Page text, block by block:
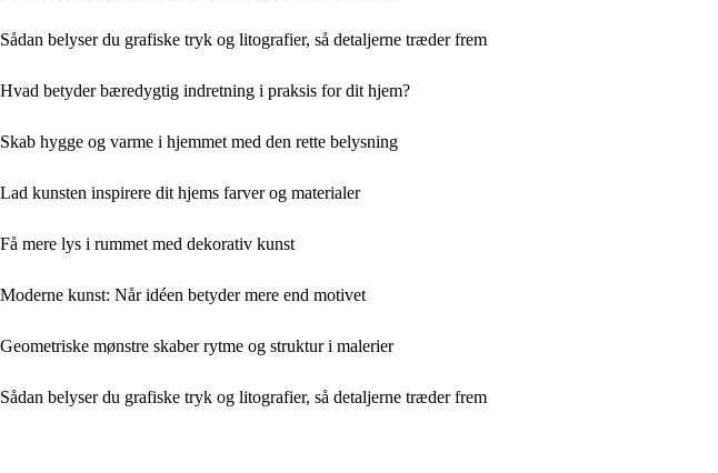
Sådan belyser du grafiske tryk og litografier, så detaljerne træder frem
Hvad betyder bæredygtig indretning i praksis for dit hjem?
Skab hygge og varme i hjemmet med den rette belysning
Lad kunsten inspirere dit hjems farver og materialer
Få mere lys i rummet med dekorativ kunst
Moderne kunst: Når idéen betyder mere end motivet
Geometriske mønstre skaber rytme og struktur i malerier
Sådan belyser du grafiske tryk og litografier, så detaljerne træder frem